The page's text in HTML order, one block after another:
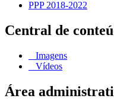
PPP 2018-2022
Central de
Imagens
Vídeos
Área